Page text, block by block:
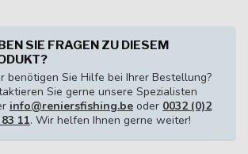
SIE FRAGEN ZU DIESEM
benötigen Sie Hilfe bei Ihrer Bestellung?
Sie gerne unsere Spezialisten
info@reniersfishing.be oder 0032 (0)2
11. Wir helfen Ihnen gerne weiter!